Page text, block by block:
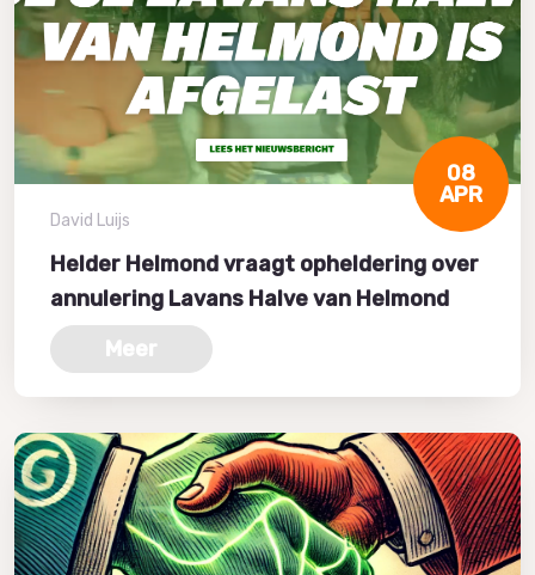
08
APR
David Luijs
Helder Helmond vraagt opheldering over
annulering Lavans Halve van Helmond
Meer